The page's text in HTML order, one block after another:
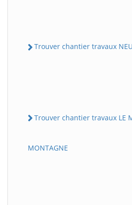
Trouver chantier travaux
Trouver chantier travaux LE
MONTAGNE